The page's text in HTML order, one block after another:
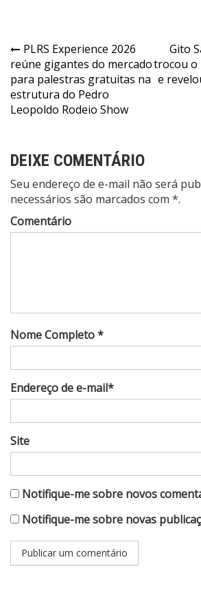
Navegação
de
Post
PLRS Experience 2026
reúne gigantes do mercado
para palestras gratuitas na
estrutura do Pedro
Leopoldo Rodeio Show
Gito
trocou o
e
DEIXE COMENTÁRIO
Seu endereço de e-mail não será
necessários são marcados com *.
Comentário
Nome Completo *
Endereço de e-mail*
Site
Notifique-me sobre novos
Notifique-me sobre novas